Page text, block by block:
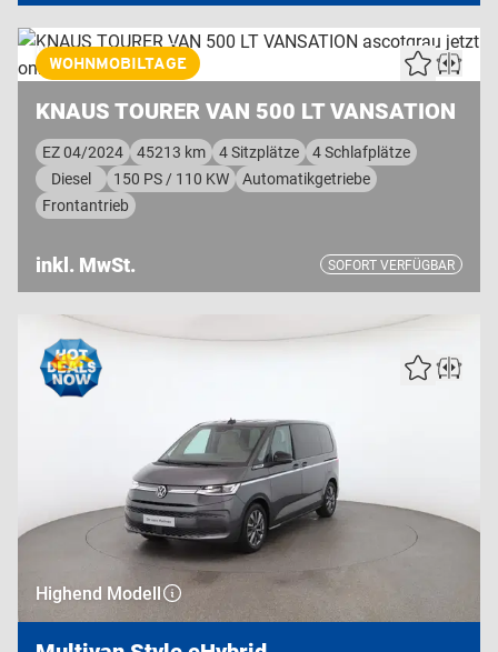
Highend Modell
WOHNMOBILTAGE
KNAUS TOURER VAN 500 LT VANSATION
EZ 04/2024 45213 km 4 Sitzplätze
4 Schlafplätze
Diesel
150 PS / 110 KW
Automatikgetriebe
Frontantrieb
inkl. MwSt. SOFORT VERFÜGBAR
Highend Modell